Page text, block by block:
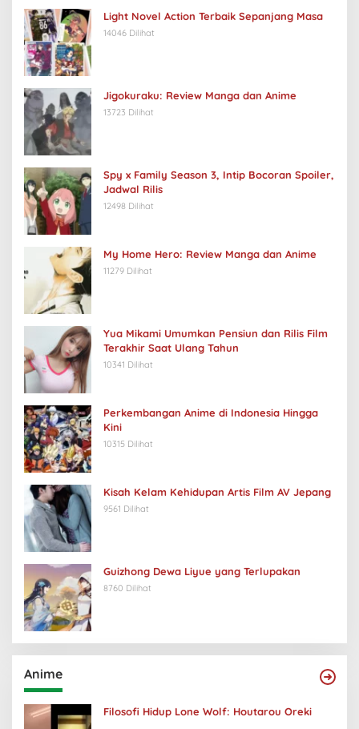
Light Novel Action Terbaik Sepanjang Masa
14046 Dilihat
Jigokuraku: Review Manga dan Anime
13723 Dilihat
Spy x Family Season 3, Intip Bocoran Spoiler,
Jadwal Rilis
12498 Dilihat
My Home Hero: Review Manga dan Anime
11279 Dilihat
Yua Mikami Umumkan Pensiun dan Rilis Film
Terakhir Saat Ulang Tahun
10341 Dilihat
Perkembangan Anime di Indonesia Hingga
Kini
10315 Dilihat
Kisah Kelam Kehidupan Artis Film AV Jepang
9561 Dilihat
Guizhong Dewa Liyue yang Terlupakan
8760 Dilihat
Anime
Filosofi Hidup Lone Wolf: Houtarou Oreki